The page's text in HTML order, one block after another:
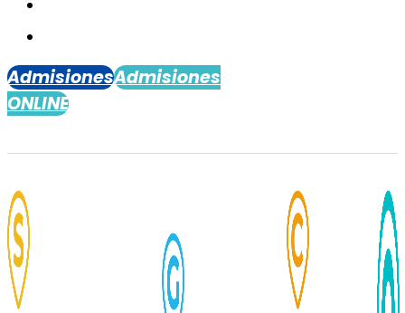
AdmisionesAdmisiones
ONLINE